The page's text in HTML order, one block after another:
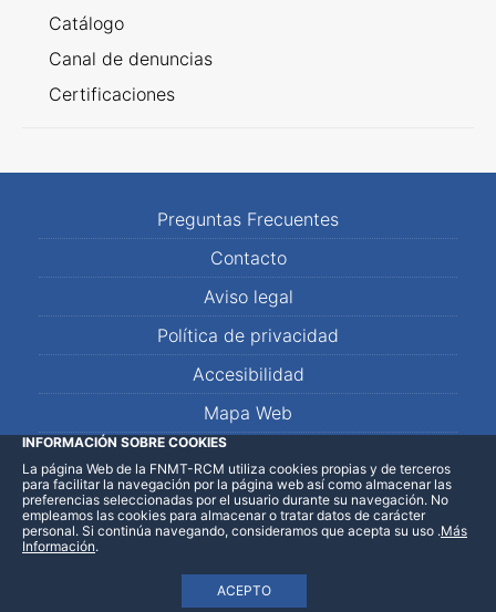
Catálogo
Canal de denuncias
Certificaciones
Preguntas Frecuentes
Contacto
Aviso legal
Política de privacidad
Accesibilidad
Mapa Web
LinkedInFacebookWhatsApp
INFORMACIÓN SOBRE COOKIES
La página Web de la FNMT-RCM utiliza cookies propias y de terceros
para facilitar la navegación por la página web así como almacenar las
preferencias seleccionadas por el usuario durante su navegación. No
empleamos las cookies para almacenar o tratar datos de carácter
personal. Si continúa navegando, consideramos que acepta su uso
ACEPTO
.Más
Información.